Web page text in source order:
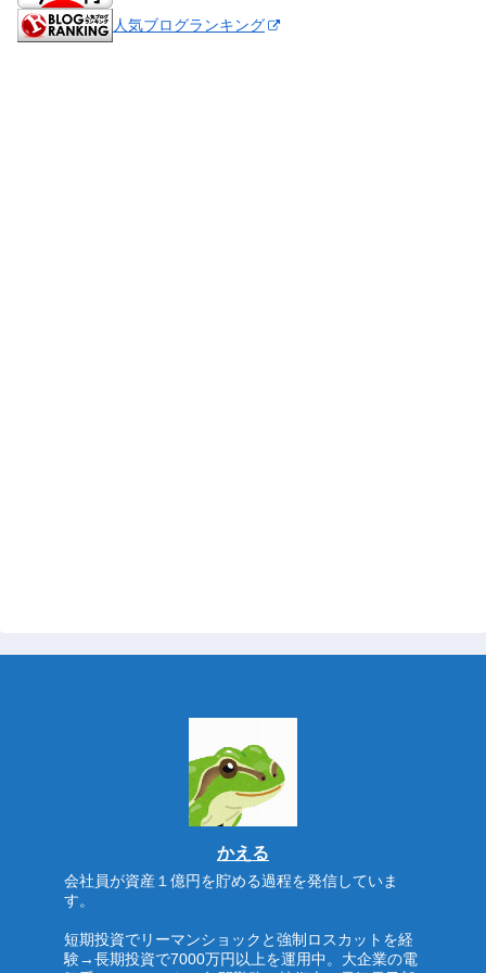
人気ブログランキング
かえる
会社員が資産１億円を貯める過程を発信していま
す。
短期投資でリーマンショックと強制ロスカットを経
験→長期投資で7000万円以上を運用中。大企業の電